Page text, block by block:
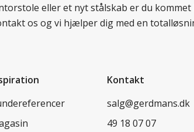
eller et nyt stålskab er du
os og vi hjælper dig med en
Kontakt
salg@gerdmans.dk
49 18 07 07